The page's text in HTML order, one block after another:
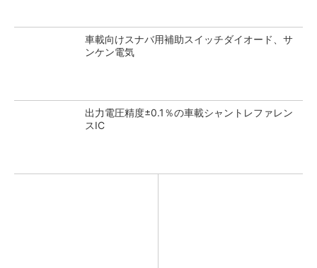
車載向けスナバ用補助スイッチダイオード、サ
ンケン電気
出力電圧精度±0.1％の車載シャントレファレン
スIC